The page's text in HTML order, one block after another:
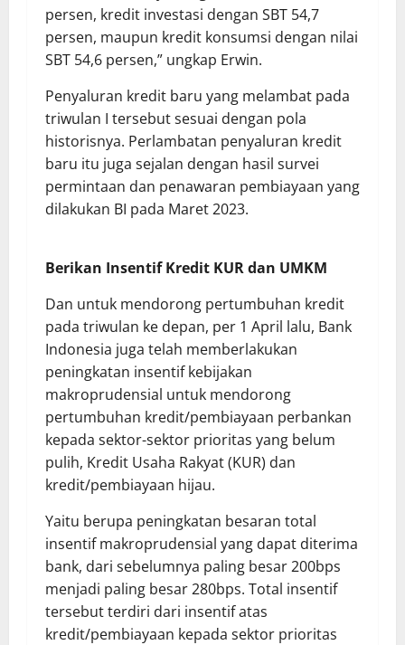
persen, kredit investasi dengan SBT 54,7
persen, maupun kredit konsumsi dengan nilai
SBT 54,6 persen,” ungkap Erwin.
Penyaluran kredit baru yang melambat pada
triwulan I tersebut sesuai dengan pola
historisnya. Perlambatan penyaluran kredit
baru itu juga sejalan dengan hasil survei
permintaan dan penawaran pembiayaan yang
dilakukan BI pada Maret 2023.
Berikan Insentif Kredit KUR dan UMKM
Dan untuk mendorong pertumbuhan kredit
pada triwulan ke depan, per 1 April lalu, Bank
Indonesia juga telah memberlakukan
peningkatan insentif kebijakan
makroprudensial untuk mendorong
pertumbuhan kredit/pembiayaan perbankan
kepada sektor-sektor prioritas yang belum
pulih, Kredit Usaha Rakyat (KUR) dan
kredit/pembiayaan hijau.
Yaitu berupa peningkatan besaran total
insentif makroprudensial yang dapat diterima
bank, dari sebelumnya paling besar 200bps
menjadi paling besar 280bps. Total insentif
tersebut terdiri dari insentif atas
kredit/pembiayaan kepada sektor prioritas